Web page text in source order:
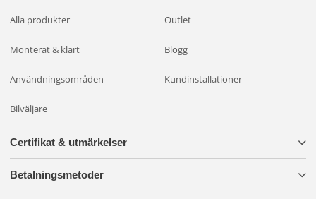
Alla produkter Outlet
Monterat & klart Blogg
Användningsområden Kundinstallationer
Bilväljare
Certifikat & utmärkelser
Betalningsmetoder